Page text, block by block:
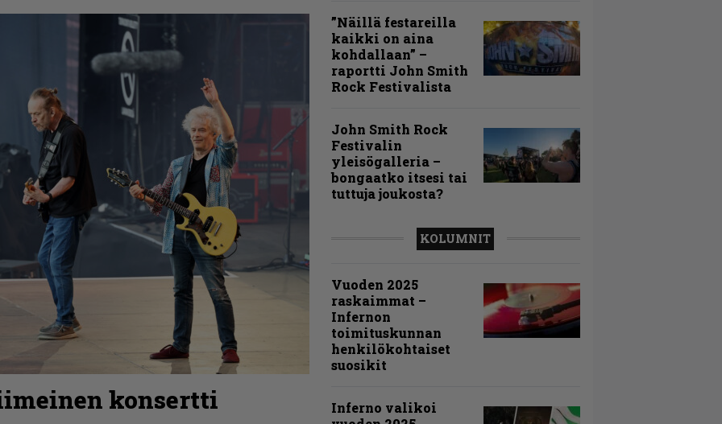
konsertti
”Näillä festareilla
kaikki on aina
kohdallaan” –
raportti John Smith
Rock Festivalista
John Smith Rock
Festivalin
yleisögalleria –
bongaatko itsesi tai
tuttuja joukosta?
KOLUMNIT
Vuoden 2025
raskaimmat –
Infernon
toimituskunnan
henkilökohtaiset
suosikit
Inferno valikoi